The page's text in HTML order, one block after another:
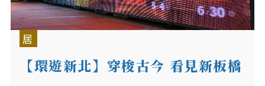
居
【環遊新北】穿梭古今 看見新板橋